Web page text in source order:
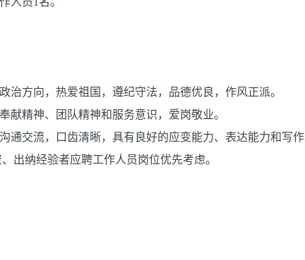
治方向，热爱祖国，遵纪守法，品德优良，作风正派。
献精神、团队精神和服务意识，爱岗敬业。
通交流，口齿清晰，具有良好的应变能力、表达能力和写作
出纳经验者应聘工作人员岗位优先考虑。